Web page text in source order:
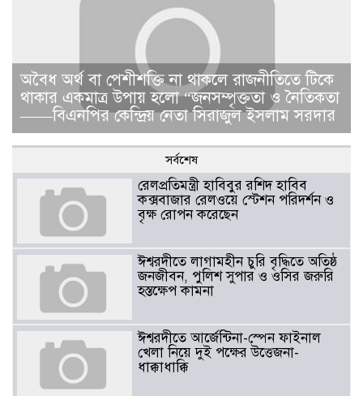
​​অবৈধ অর্থ বা পেশীশক্তি না থাকলে রাজনীতিতে টিকে
থাকার একমাত্র উপায় হলো “জনসম্পৃক্ততা ও নৈতিকতা
——বিএনপির কেন্দ্রিয় নেতা সিরাজুল ইসলাম সরদার
সর্বশেষ
রেলপ্রতিমন্ত্রী হাবিবুর রশিদ হাবিব
কক্সবাজার রেলওয়ে স্টেশন পরিদর্শন ও
বৃক্ষ রোপন করেছেন
ঈশ্বরদীতে লাগামহীন চুরি বৃদ্ধিতে অতিষ্ঠ
জনজীবন, পুলিশ সুপার ও ওসির জরুরি
হস্তক্ষেপ কামনা ​
ঈশ্বরদীতে আর্জেন্টিনা-স্পেন ফাইনাল
খেলা নিয়ে দুই পক্ষের উত্তেজনা-
ধাক্কাধাক্কি